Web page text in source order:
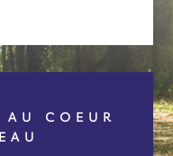
COEUR